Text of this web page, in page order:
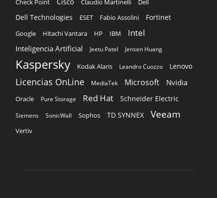
Check Point
Claudio Martinelli Dell
Dell Technologies ESET Fabio Assolini Fortinet
Google Hitachi Vantara HP IBM Intel
Inteligencia Artificial Jeetu Patel Jensen Huang
Kaspersky Kodak Alaris Leandro Cuozzo Lenovo
Licencias OnLine MediaTek Microsoft Nvidia
Oracle Pure Storage Red Hat Schneider Electric
Siemens SonicWall Sophos TD SYNNEX Veeam
Vertiv